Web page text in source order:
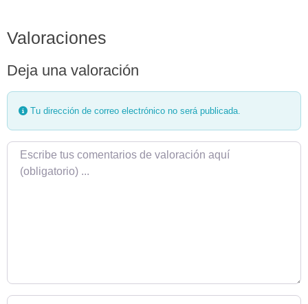
Valoraciones
Deja una valoración
Tu dirección de correo electrónico no será publicada.
Texto de la reseña